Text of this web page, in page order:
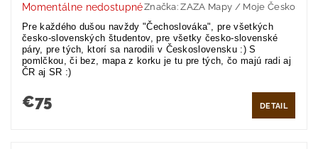
Momentálne nedostupnéZnačka:ZAZA Mapy / Moje Česko
Pre každého dušou navždy "Čechoslováka", pre všetkých
česko-slovenských študentov, pre všetky česko-slovenské
páry, pre tých, ktorí sa narodili v Československu :) S
pomlčkou, či bez, mapa z korku je tu pre tých, čo majú radi aj
ČR aj SR :)
€75 DETAIL